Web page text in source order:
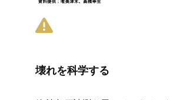
壊れを科学する